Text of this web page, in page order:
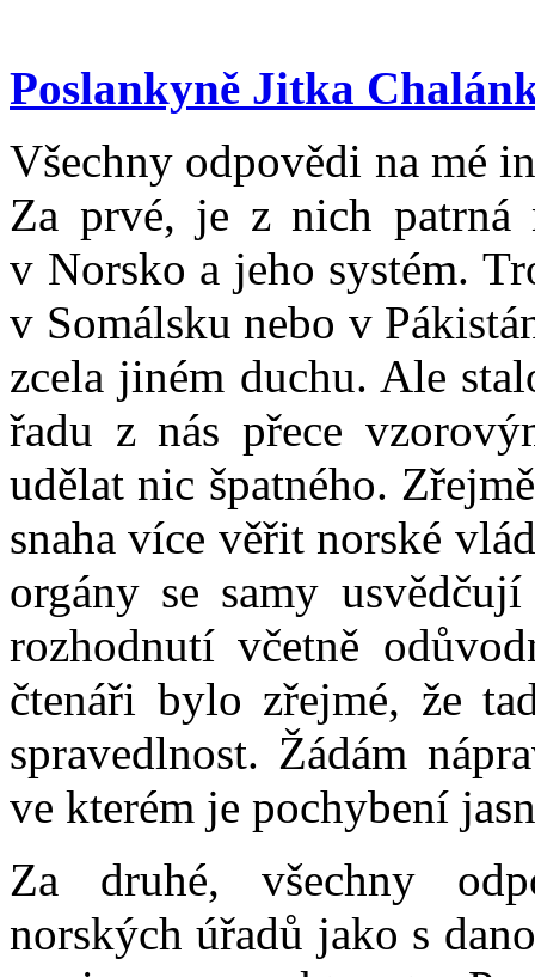
Poslankyně Jitka
Všechny odpovědi na mé
Za prvé, je z nich patrná
v Norsko a jeho systém.
v Somálsku nebo v
zcela jiném duchu. Ale
řadu z nás přece
udělat nic špatného.
snaha více věřit norské
orgány se samy
rozhodnutí včetně
čtenáři bylo zřejmé, že
spravedlnost. Žádám
ve kterém je pochybení
Za druhé, všechny
norských úřadů jako s